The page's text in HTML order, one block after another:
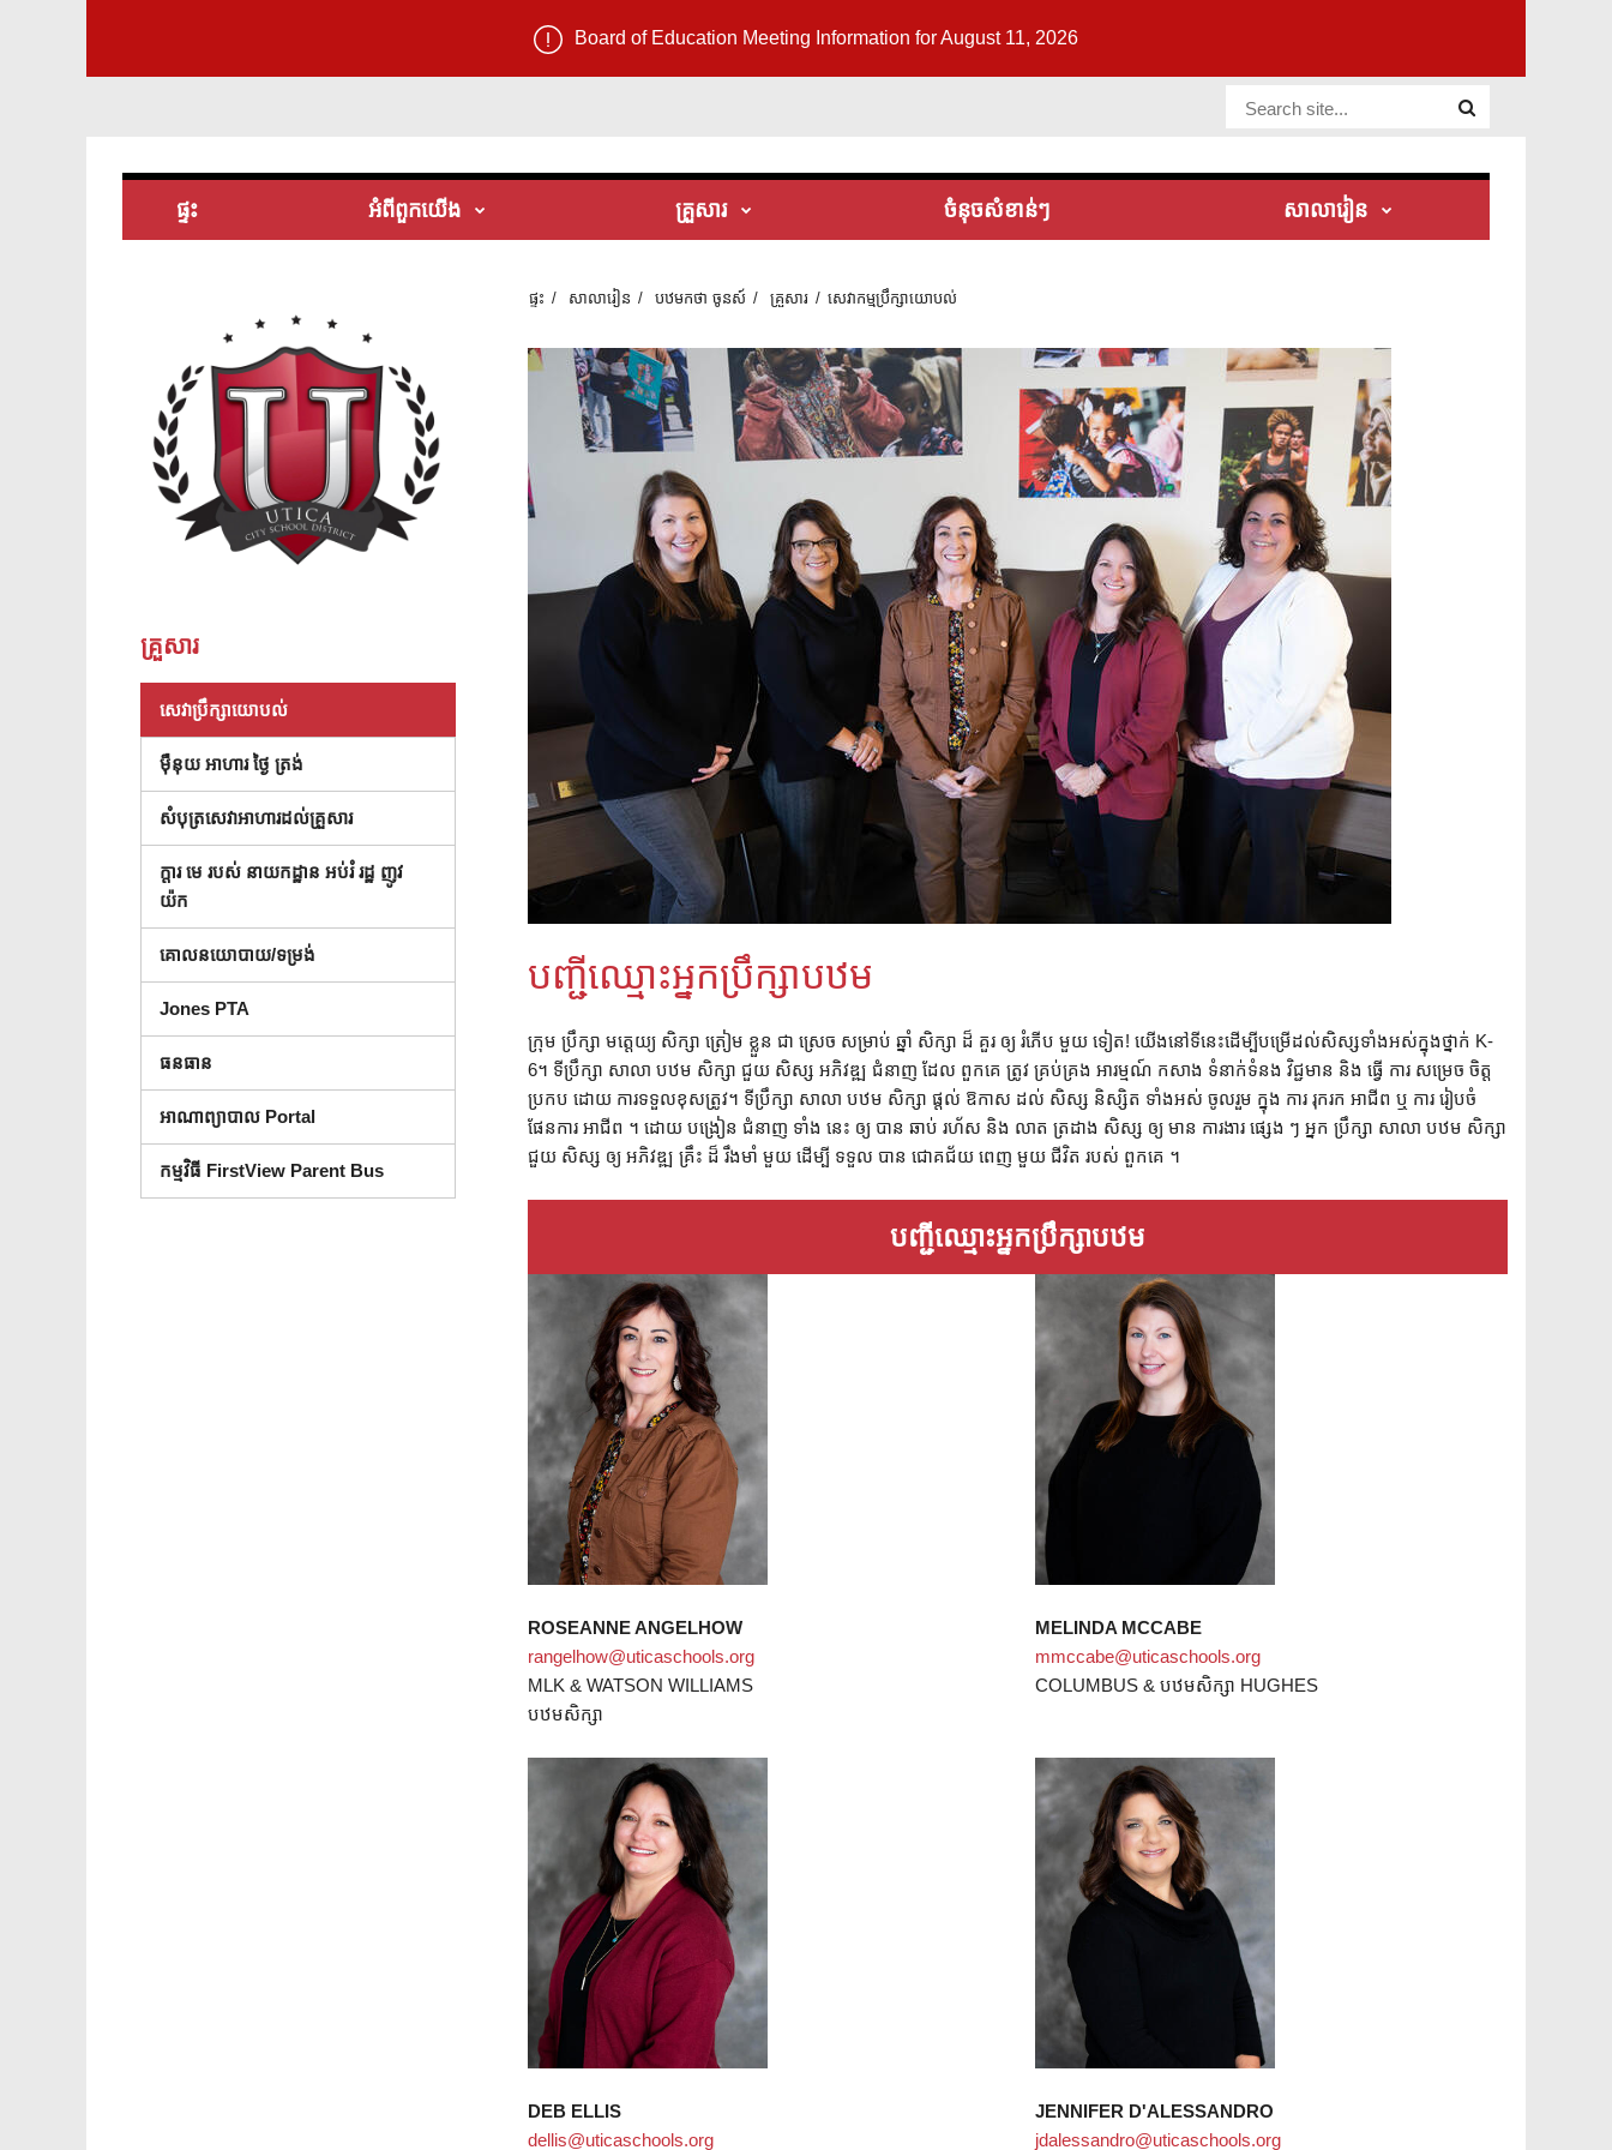
Board of Education Meeting Information for August 11, 2026
Website Site
ផ្ទះ អំពី​ពួក​យើង គ្រួសារ ចំនុចសំខាន់ៗ សាលារៀន
ផ្ទះ សាលារៀន បឋមកថា ចូនស៍ គ្រួសារ សេវាកម្មប្រឹក្សាយោបល់
បញ្ជីឈ្មោះអ្នកប្រឹក្សាបឋម
ក្រុម ប្រឹក្សា មត្តេយ្យ សិក្សា ត្រៀម ខ្លួន ជា ស្រេច សម្រាប់ ឆ្នាំ សិក្សា ដ៏ គួរ ឲ្យ រំភើប មួយ ទៀត! យើងនៅទីនេះដើម្បីបម្រើដល់សិស្សទាំងអស់ក្នុងថ្នាក់ K-
6។ ទីប្រឹក្សា សាលា បឋម សិក្សា ជួយ សិស្ស អភិវឌ្ឍ ជំនាញ ដែល ពួកគេ ត្រូវ គ្រប់គ្រង អារម្មណ៍ កសាង ទំនាក់ទំនង វិជ្ជមាន និង ធ្វើ ការ សម្រេច ចិត្ត
ប្រកប ដោយ ការទទួលខុសត្រូវ។ ទីប្រឹក្សា សាលា បឋម សិក្សា ផ្តល់ ឱកាស ដល់ សិស្ស និស្សិត ទាំងអស់ ចូលរួម ក្នុង ការ រុករក អាជីព ឬ ការ រៀបចំ
ផែនការ អាជីព ។ ដោយ បង្រៀន ជំនាញ ទាំង នេះ ឲ្យ បាន ឆាប់ រហ័ស និង លាត ត្រដាង សិស្ស ឲ្យ មាន ការងារ ផ្សេង ៗ អ្នក ប្រឹក្សា សាលា បឋម សិក្សា
ជួយ សិស្ស ឲ្យ អភិវឌ្ឍ គ្រឹះ ដ៏ រឹងមាំ មួយ ដើម្បី ទទួល បាន ជោគជ័យ ពេញ មួយ ជីវិត របស់ ពួកគេ ។
បញ្ជីឈ្មោះអ្នកប្រឹក្សាបឋម
ROSEANNE ANGELHOW
rangelhow@uticaschools.org
MLK & WATSON WILLIAMS
បឋមសិក្សា
DEB ELLIS
dellis@uticaschools.org
MELINDA MCCABE
mmccabe@uticaschools.org
COLUMBUS & បឋមសិក្សា HUGHES
JENNIFER D'ALESSANDRO
jdalessandro@uticaschools.org
គ្រួសារ
សេវាប្រឹក្សាយោបល់(បើកក្នុងបង្អួចថ្មី)
ម៉ឺនុយ អាហារ ថ្ងៃ ត្រង់
សំបុត្រសេវាអាហារដល់គ្រួសារ
ក្តារ មេ របស់ នាយកដ្ឋាន អប់រំ រដ្ឋ ញូវ
យ៉ក
គោលនយោបាយ/ទម្រង់
Jones PTA
ធនធាន
អាណាព្យាបាល Portal
កម្មវិធី FirstView Parent Bus